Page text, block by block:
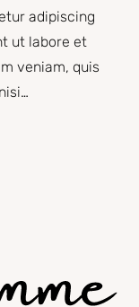
adipiscing
ut labore et
veniam, quis